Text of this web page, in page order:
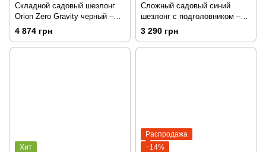
Складной садовый шезлонг
Orion Zero Gravity черный –
кресло для сада, террасы,
пляжа и кемпинга
4 874 грн
Сложный садовый синий
шезлонг с подголовником –
многопозиционный для сада,
террасы и пляжа.
3 290 грн
Хит
Распродажа
−14%